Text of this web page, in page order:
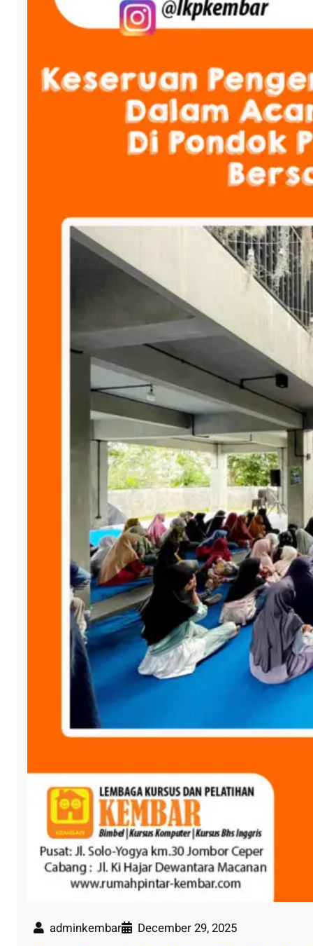
adminkembar December 29, 2025